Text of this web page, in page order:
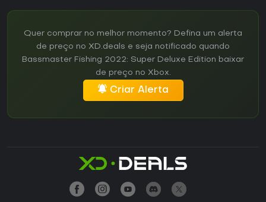
Quer comprar no melhor momento? Defina um alerta
de preço no XD.deals e seja notificado quando
Bassmaster Fishing 2022: Super Deluxe Edition baixar
de preço no Xbox.
Criar Alerta